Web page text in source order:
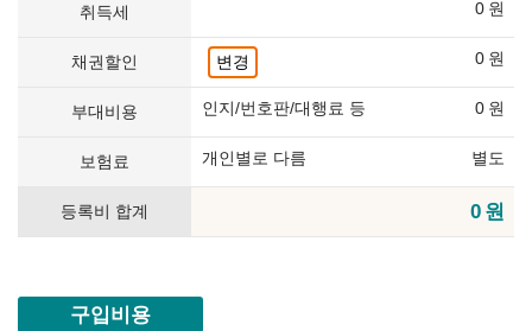
취득세 0 원
채권할인 변경 0 원
부대비용 인지/번호판/대행료 등 0 원
보험료 개인별로 다름 별도
등록비 합계 0 원
구입비용